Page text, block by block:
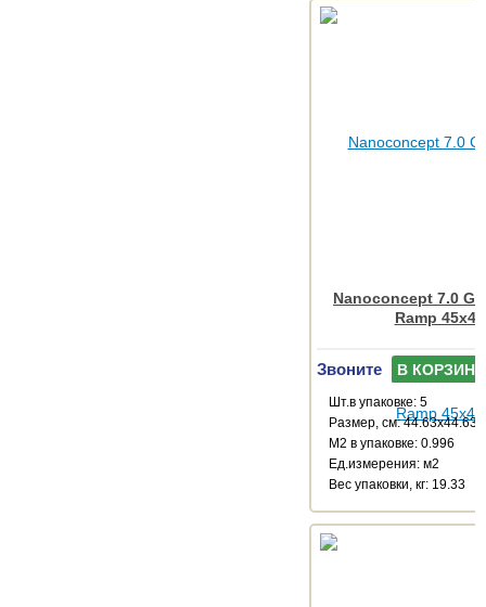
Nanoconcept 7.0
Ramp 45x45
Звоните В КОРЗИНУ
Шт.в упаковке: 5
Размер, см: 44.63x44.63
М2 в упаковке: 0.996
Ед.измерения: м2
Веc упаковки, кг: 19.33